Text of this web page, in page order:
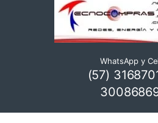
WhatsApp y
(57)